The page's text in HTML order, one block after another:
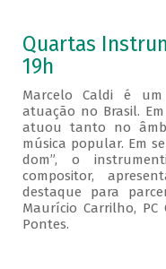
Quartas
19h
Marcelo Caldi é
atuação no Brasil.
atuou tanto no
música popular. Em
dom”, o
compositor,
destaque para
Maurício Carrilho, PC
Pontes.